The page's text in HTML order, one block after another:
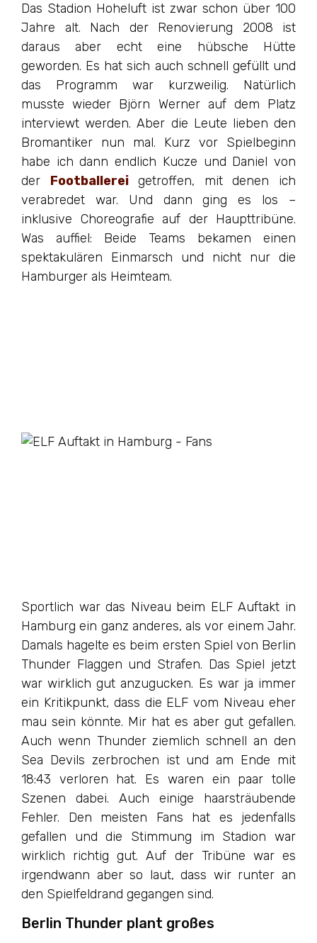
Das Stadion Hoheluft ist zwar schon über 100
Jahre alt. Nach der Renovierung 2008 ist
daraus aber echt eine hübsche Hütte
geworden. Es hat sich auch schnell gefüllt und
das Programm war kurzweilig. Natürlich
musste wieder Björn Werner auf dem Platz
interviewt werden. Aber die Leute lieben den
Bromantiker nun mal. Kurz vor Spielbeginn
habe ich dann endlich Kucze und Daniel von
der Footballereigetroffen, mit denen ich
verabredet war. Und dann ging es los –
inklusive Choreografie auf der Haupttribüne.
Was auffiel: Beide Teams bekamen einen
spektakulären Einmarsch und nicht nur die
Hamburger als Heimteam.
Sportlich war das Niveau beim ELF Auftakt in
Hamburg ein ganz anderes, als vor einem Jahr.
Damals hagelte es beim ersten Spiel von Berlin
Thunder Flaggen und Strafen. Das Spiel jetzt
war wirklich gut anzugucken. Es war ja immer
ein Kritikpunkt, dass die ELF vom Niveau eher
mau sein könnte. Mir hat es aber gut gefallen.
Auch wenn Thunder ziemlich schnell an den
Sea Devils zerbrochen ist und am Ende mit
18:43 verloren hat. Es waren ein paar tolle
Szenen dabei. Auch einige haarsträubende
Fehler. Den meisten Fans hat es jedenfalls
gefallen und die Stimmung im Stadion war
wirklich richtig gut. Auf der Tribüne war es
irgendwann aber so laut, dass wir runter an
den Spielfeldrand gegangen sind.
Berlin Thunder plant großes